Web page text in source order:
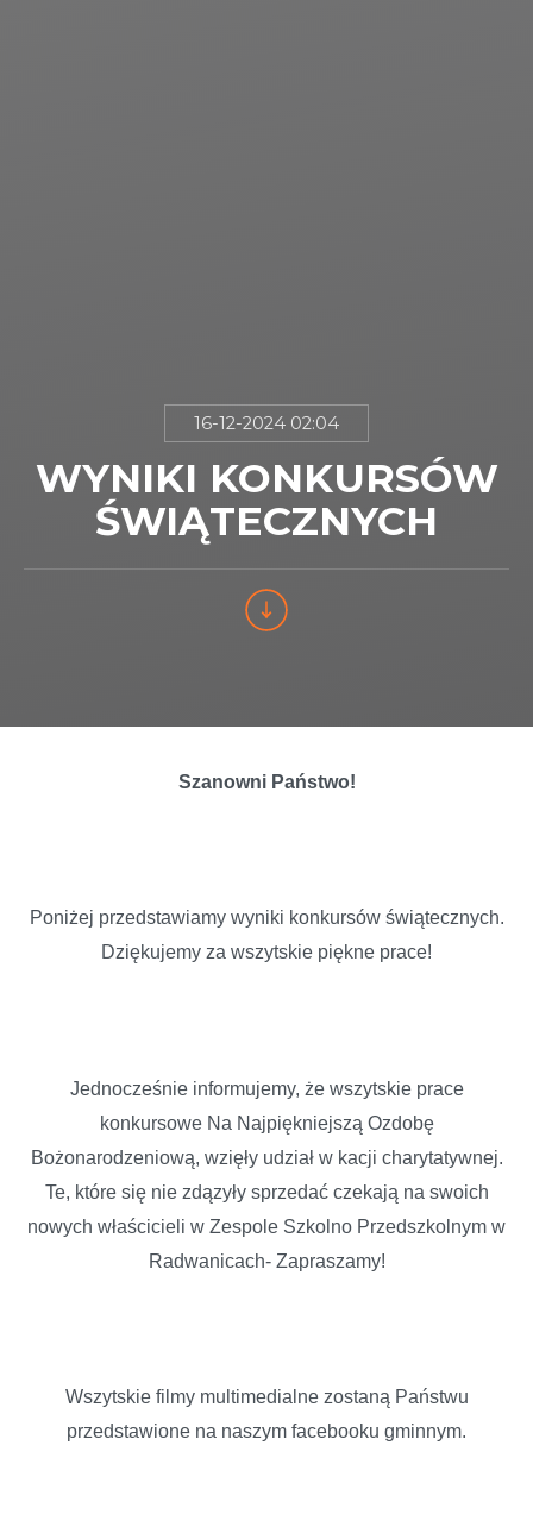
16-12-2024 02:04
WYNIKI KONKURSÓW
ŚWIĄTECZNYCH
Szanowni Państwo!
Poniżej przedstawiamy wyniki konkursów świątecznych.
Dziękujemy za wszytskie piękne prace!
Jednocześnie informujemy, że wszytskie prace
konkursowe Na Najpiękniejszą Ozdobę
Bożonarodzeniową, wzięły udział w kacji charytatywnej.
Te, które się nie zdązyły sprzedać czekają na swoich
nowych właścicieli w Zespole Szkolno Przedszkolnym w
Radwanicach- Zapraszamy!
Wszytskie filmy multimedialne zostaną Państwu
przedstawione na naszym facebooku gminnym.